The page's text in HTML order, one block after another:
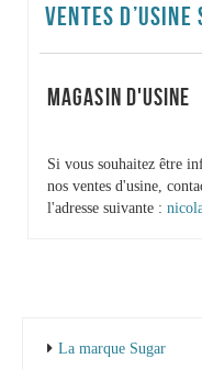
VENTES D’USINE
MAGASIN D'USINE
Si vous souhaitez être
nos ventes d'usine,
l'adresse suivante :
La marque Sugar